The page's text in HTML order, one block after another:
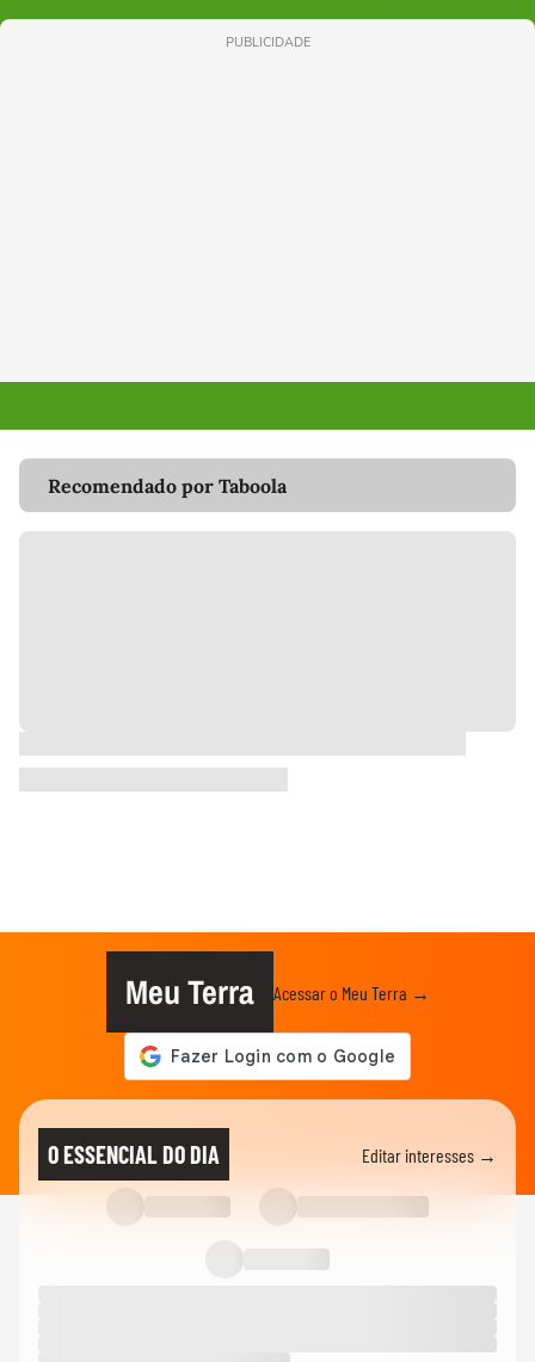
PUBLICIDADE
Recomendado por Taboola
Meu Terra Acessar o Meu Terra →
O ESSENCIAL DO DIA Editar interesses →